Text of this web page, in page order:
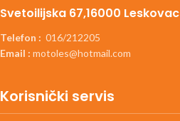
Svetoilijska 67,16000 Leskovac
Telefon : 016/212205
Email : motoles@hotmail.com
Korisnički servis